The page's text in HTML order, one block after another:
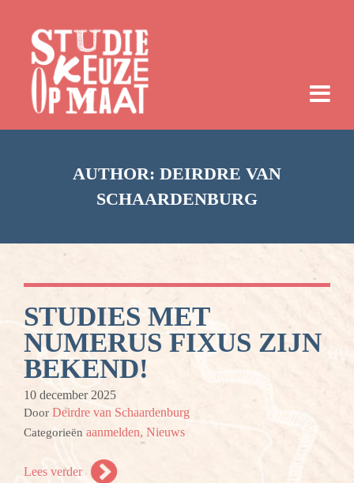
AUTHOR: DEIRDRE VAN
SCHAARDENBURG
STUDIES MET
NUMERUS FIXUS ZIJN
BEKEND!
10 december 2025
Door Deirdre van Schaardenburg
Categorieën aanmelden, Nieuws
Lees verder